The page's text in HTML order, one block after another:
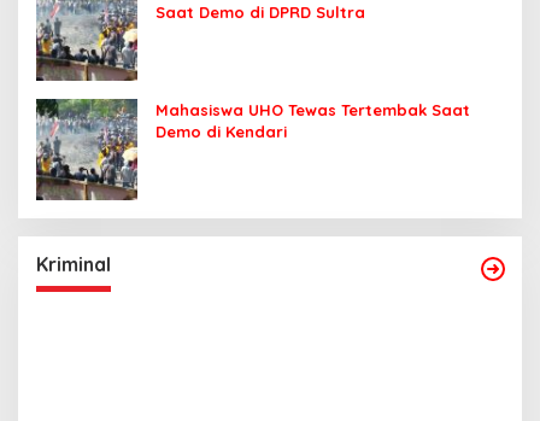
Saat Demo di DPRD Sultra
Mahasiswa UHO Tewas Tertembak Saat
Demo di Kendari
Kriminal